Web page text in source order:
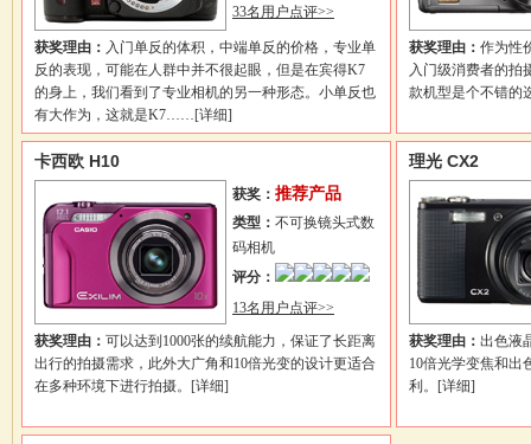
33名用户点评>>
获奖理由： 入门单反的体积，中端单反的价格，专业单
反的表现，可能在人群中并不很起眼，但是在宾得K7
的身上，我们看到了专业相机的另一种形态。小单反也
有大作为，这就是K7……[详细]
获奖理由： 作为性
入门级消费者的拍
款机型是个不错的
卡西欧 H10
获奖： 推荐产品
类型： 不可换镜头式数
码相机
评分：
13名用户点评>>
获奖理由： 可以达到1000张的续航能力，保证了长距离
出行的拍摄需求，此外大广角和10倍光变的设计更适合
在多种环境下进行拍摄。 [详细]
理光 CX2
获奖理由： 出色液
10倍光学变焦和出
利。 [详细]